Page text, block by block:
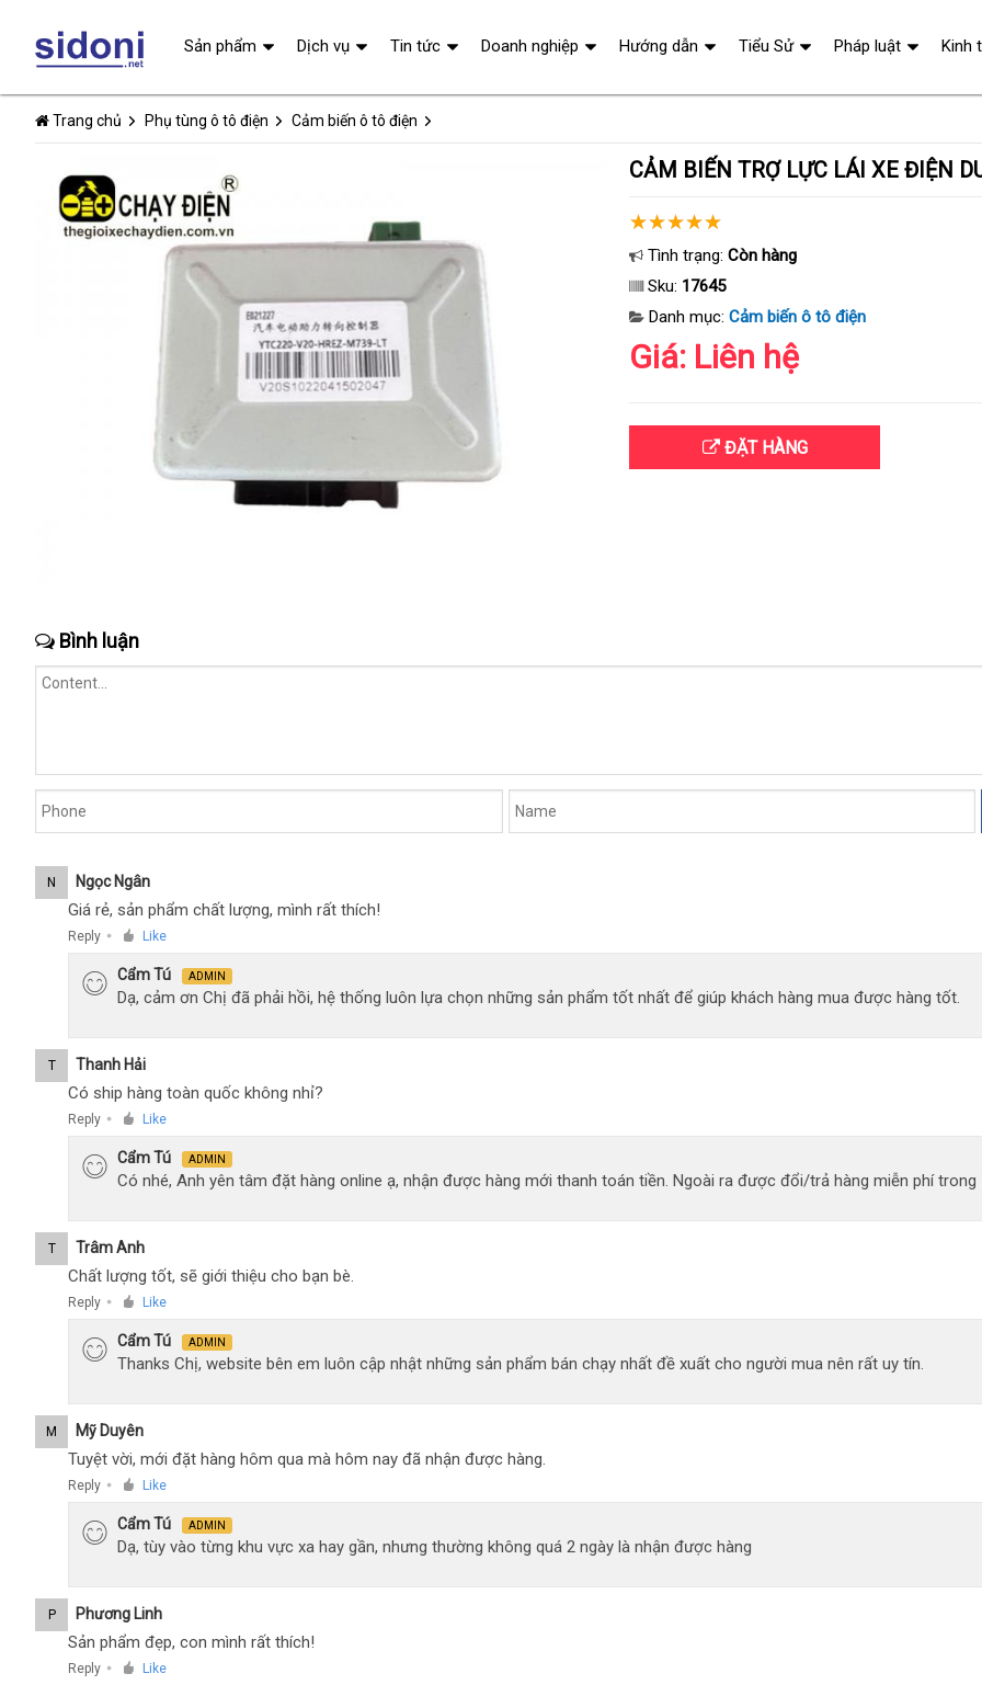
Trang chủ Phụ tùng ô tô điện Cảm biến ô tô điện
CẢM BIẾN TRỢ LỰC LÁI XE ĐIỆN
Tình trạng: Còn hàng
Sku: 17645
Danh mục: Cảm biến ô tô điện
Giá: Liên hệ
ĐẶT HÀNG
Bình luận
N Ngọc Ngân
Giá rẻ, sản phẩm chất lượng, mình rất thích!
Reply ● Like
Cẩm Tú ADMIN
Dạ, cảm ơn Chị đã phải hồi, hệ thống luôn lựa chọn những sản phẩm tốt nhất để giúp khách hàng mua được hàng tốt.
T Thanh Hải
Có ship hàng toàn quốc không nhỉ?
Reply ● Like
Cẩm Tú ADMIN
Có nhé, Anh yên tâm đặt hàng online ạ, nhận được hàng mới thanh toán tiền. Ngoài ra được đổi/trả hàng miễn phí trong
T Trâm Anh
Chất lượng tốt, sẽ giới thiệu cho bạn bè.
Reply ● Like
Cẩm Tú ADMIN
Thanks Chị, website bên em luôn cập nhật những sản phẩm bán chạy nhất đề xuất cho người mua nên rất uy tín.
M Mỹ Duyên
Tuyệt vời, mới đặt hàng hôm qua mà hôm nay đã nhận được hàng.
Reply ● Like
Cẩm Tú ADMIN
Dạ, tùy vào từng khu vực xa hay gần, nhưng thường không quá 2 ngày là nhận được hàng
P Phương Linh
Sản phẩm đẹp, con mình rất thích!
Reply ● Like
Sản phẩm Dịch vụ Tin tức Doanh nghiệp Hướng dẫn Tiểu Sử Pháp luật Kinh